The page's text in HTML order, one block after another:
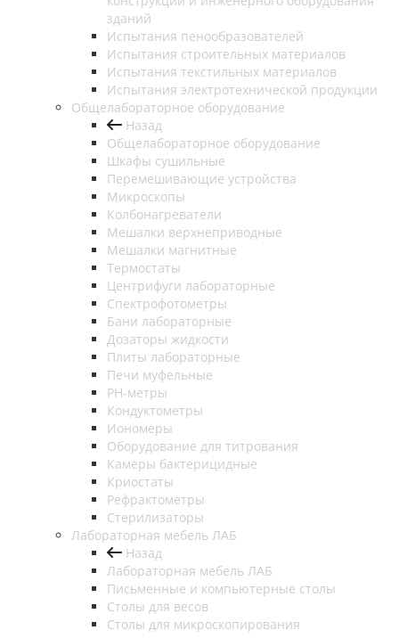
зданий
Испытания пенообразователей
Испытания строительных материалов
Испытания текстильных материалов
Испытания электротехнической продукции
Общелабораторное оборудование
Назад
Общелабораторное оборудование
Шкафы сушильные
Перемешивающие устройства
Микроскопы
Колбонагреватели
Мешалки верхнеприводные
Мешалки магнитные
Термостаты
Центрифуги лабораторные
Спектрофотометры
Бани лабораторные
Дозаторы жидкости
Плиты лабораторные
Печи муфельные
РН-метры
Кондуктометры
Иономеры
Оборудование для титрования
Камеры бактерицидные
Криостаты
Рефрактометры
Стерилизаторы
Лабораторная мебель ЛАБ
Назад
Лабораторная мебель ЛАБ
Письменные и компьютерные столы
Столы для весов
Столы для микроскопирования